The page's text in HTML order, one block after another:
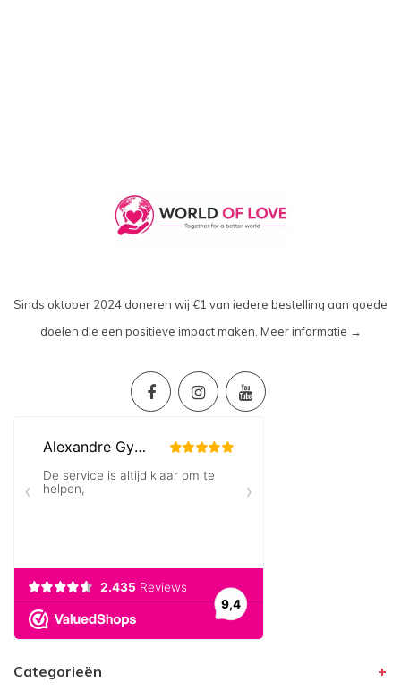
Sinds oktober 2024 doneren wij €1 van iedere bestelling aan goede
doelen die een positieve impact maken. Meer informatie →
Categorieën